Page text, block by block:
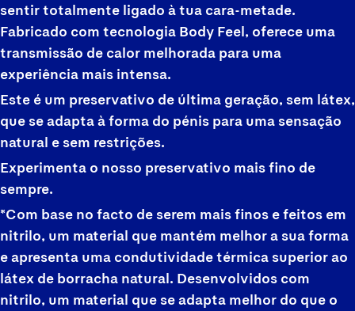
sentir totalmente ligado à tua cara-metade.
Fabricado com tecnologia Body Feel, oferece uma
transmissão de calor melhorada para uma
experiência mais intensa.
Este é um preservativo de última geração, sem látex,
que se adapta à forma do pénis para uma sensação
natural e sem restrições.
Experimenta o nosso preservativo mais fino de
sempre.
*Com base no facto de serem mais finos e feitos em
nitrilo, um material que mantém melhor a sua forma
e apresenta uma condutividade térmica superior ao
látex de borracha natural. Desenvolvidos com
nitrilo, um material que se adapta melhor do que o